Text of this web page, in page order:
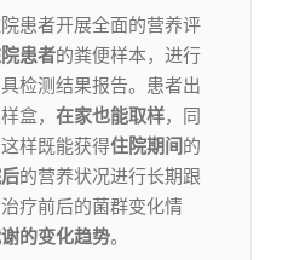
患者开展全面的营养评
患者的粪便样本，进行
检测结果报告。患者出
盒， 在家也能取样，同
样既能获得住院期间的
的营养状况进行长期跟
疗前后的菌群变化情
的变化趋势。